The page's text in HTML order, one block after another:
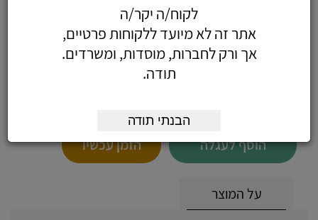
חוצצים א-ב פוליו ארוז
הוסף לעגלה הזמן עכשיו
על המוצר
לקוח/ה יקר/ה
אתר זה לא מיועד ללקוחות פרטיים,
אך ורק לחברות, מוסדות, ומשרדים.
תודה.
הבנתי תודה